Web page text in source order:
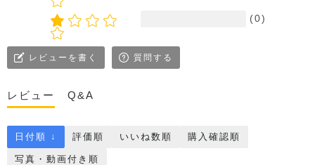
(0)
レビューを書く 質問する
レビュー Q&A
日付順 ↓ 評価順 いいね数順 購入確認順
写真・動画付き順